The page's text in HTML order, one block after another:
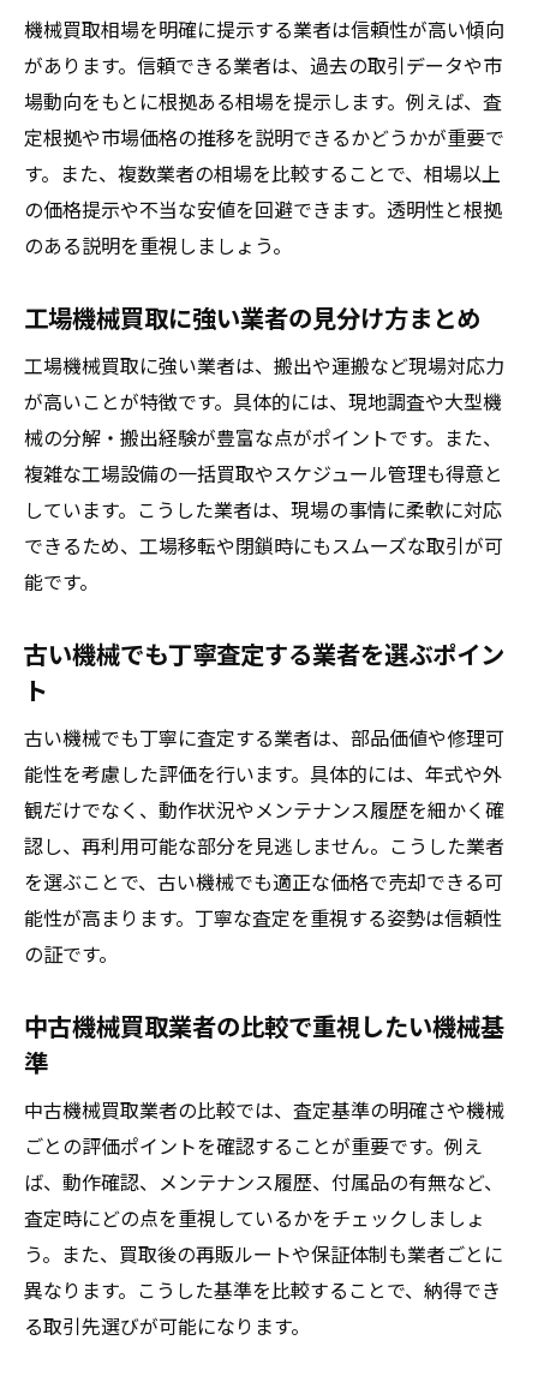
機械買取相場を明確に提示する業者は信頼性が高い傾向
があります。信頼できる業者は、過去の取引データや市
場動向をもとに根拠ある相場を提示します。例えば、査
定根拠や市場価格の推移を説明できるかどうかが重要で
す。また、複数業者の相場を比較することで、相場以上
の価格提示や不当な安値を回避できます。透明性と根拠
のある説明を重視しましょう。
工場機械買取に強い業者の見分け方まとめ
工場機械買取に強い業者は、搬出や運搬など現場対応力
が高いことが特徴です。具体的には、現地調査や大型機
械の分解・搬出経験が豊富な点がポイントです。また、
複雑な工場設備の一括買取やスケジュール管理も得意と
しています。こうした業者は、現場の事情に柔軟に対応
できるため、工場移転や閉鎖時にもスムーズな取引が可
能です。
古い機械でも丁寧査定する業者を選ぶポイン
ト
古い機械でも丁寧に査定する業者は、部品価値や修理可
能性を考慮した評価を行います。具体的には、年式や外
観だけでなく、動作状況やメンテナンス履歴を細かく確
認し、再利用可能な部分を見逃しません。こうした業者
を選ぶことで、古い機械でも適正な価格で売却できる可
能性が高まります。丁寧な査定を重視する姿勢は信頼性
の証です。
中古機械買取業者の比較で重視したい機械基
準
中古機械買取業者の比較では、査定基準の明確さや機械
ごとの評価ポイントを確認することが重要です。例え
ば、動作確認、メンテナンス履歴、付属品の有無など、
査定時にどの点を重視しているかをチェックしましょ
う。また、買取後の再販ルートや保証体制も業者ごとに
異なります。こうした基準を比較することで、納得でき
る取引先選びが可能になります。